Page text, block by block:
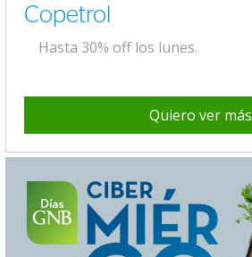
Copetrol
Hasta 30% off los lunes.
Quiero ver más